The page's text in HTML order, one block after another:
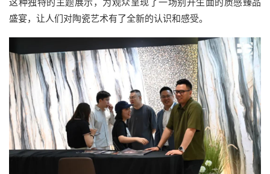
这种独特的主题展示，为观众呈现了一场别开生面的质感臻品
盛宴，让人们对陶瓷艺术有了全新的认识和感受。